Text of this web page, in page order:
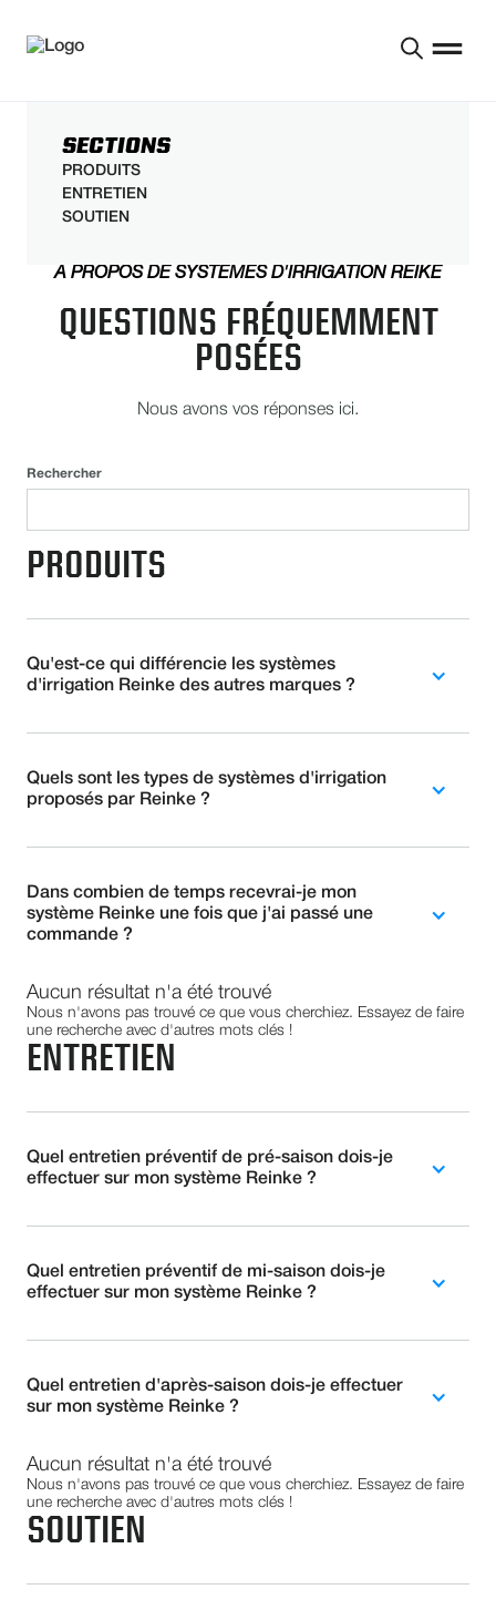
SECTIONS
PRODUITS
ENTRETIEN
SOUTIEN
À PROPOS DE SYSTÈMES D'IRRIGATION REIKE
QUESTIONS FRÉQUEMMENT
POSÉES
Nous avons vos réponses ici.
Rechercher
PRODUITS
Qu'est-ce qui différencie les systèmes
d'irrigation Reinke des autres marques ?
Quels sont les types de systèmes d'irrigation
proposés par Reinke ?
Dans combien de temps recevrai-je mon
système Reinke une fois que j'ai passé une
commande ?
Aucun résultat n'a été trouvé
Nous n'avons pas trouvé ce que vous cherchiez. Essayez de faire
une recherche avec d'autres mots clés !
ENTRETIEN
Quel entretien préventif de pré-saison dois-je
effectuer sur mon système Reinke ?
Quel entretien préventif de mi-saison dois-je
effectuer sur mon système Reinke ?
Quel entretien d'après-saison dois-je effectuer
sur mon système Reinke ?
Aucun résultat n'a été trouvé
Nous n'avons pas trouvé ce que vous cherchiez. Essayez de faire
une recherche avec d'autres mots clés !
SOUTIEN